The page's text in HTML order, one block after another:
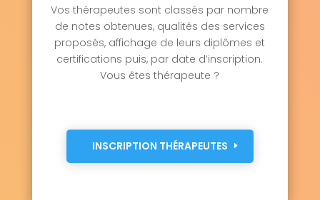
Vos thérapeutes sont classés par nombre
de notes obtenues, qualités des services
proposés, affichage de leurs diplômes et
certifications puis, par date d’inscription.
Vous êtes thérapeute ?
INSCRIPTION THÉRAPEUTES